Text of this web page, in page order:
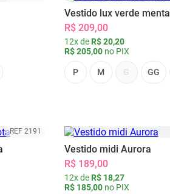
Vestido lux verde menta
R$ 209,00
12x de R$ 20,20
R$ 205,00no PIX
P M G GG
REF 2191
Vestido midi Aurora
R$ 189,00
12x de R$ 18,27
R$ 185,00no PIX